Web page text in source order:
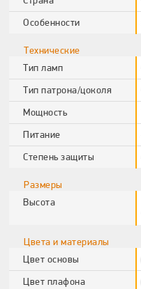
Особенности
Технические
Тип ламп
Тип патрона/цоколя
Мощность
Питание
Степень защиты
Размеры
Высота
Цвета и материалы
Цвет основы
Цвет плафона